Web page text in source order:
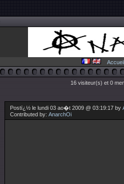
Accueil
16 visiteur(s) et 0
Postï¿½ le lundi 03 ao�t 2009 @ 03:19:17 by
Contributed by: AnarchOi